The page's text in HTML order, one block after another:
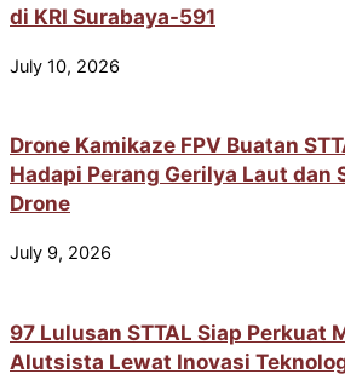
di KRI Surabaya-591
July 10, 2026
Drone Kamikaze FPV Buatan
Hadapi Perang Gerilya Laut dan
Drone
July 9, 2026
97 Lulusan STTAL Siap Perkuat
Alutsista Lewat Inovasi